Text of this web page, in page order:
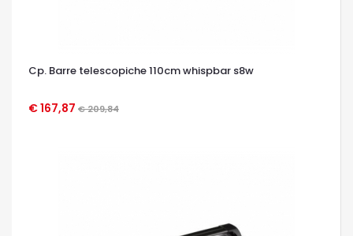
Cp. Barre telescopiche 110cm whispbar s8w
€ 167,87 € 209,84
OCCHIATA VELOCE